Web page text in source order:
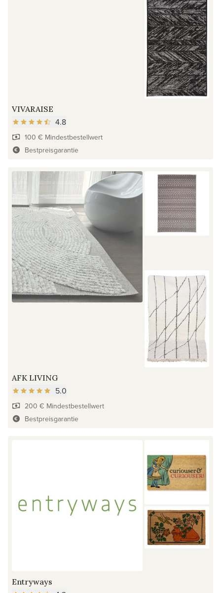
VIVARAISE
4.8
100 € Mindestbestellwert
Bestpreisgarantie
AFK LIVING
5.0
200 € Mindestbestellwert
Bestpreisgarantie
Entryways